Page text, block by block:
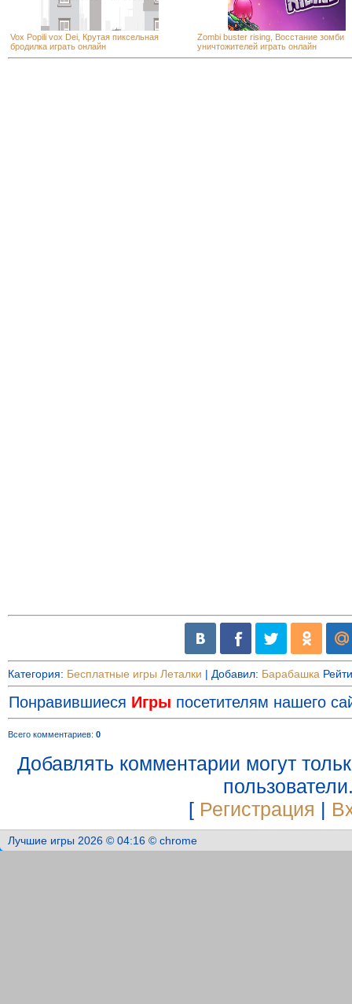
Vox Popili vox Dei, Крутая пиксельная
бродилка играть онлайн
Zombi buster rising, Восстание зомби
уничтожителей играть онлайн
Категория: Бесплатные игры Леталки | Добавил: Барабашка
Понравившиеся Игры посетителям нашего
Всего комментариев: 0
Добавлять комментарии могут
[ Регистрация |
Лучшие игры 2026 © 04:16 © chrome